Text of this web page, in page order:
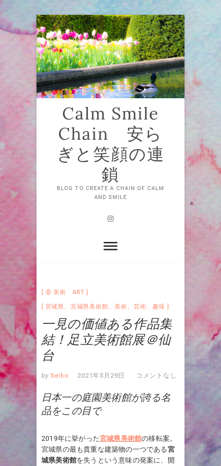
Skip
to
content
Calm Smile
Chain 安ら
ぎと笑顔の連
鎖
BLOG TO CREATE A CHAIN OF CALM
AND SMILE
Instagram
⑧ 美術 ART
宮城県 宮城県美術館 、美術 芸術 趣味
一見の価値ある作品集
結！足立美術館展＠仙
台
by Seiko 2021年5月29日 コメントなし
日本一の庭園美術館が誇る名
品をこの目で
2019年に挙がった宮城県美術館の移転案。
宮城県の最も貴重な建築物の一つである宮
城県美術館を失うという意味の発案に、開